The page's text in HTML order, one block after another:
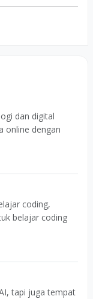
dan digital
online dengan
coding,
belajar coding
tapi juga tempat